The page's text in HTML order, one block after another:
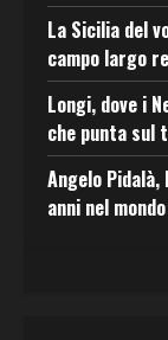
La Sicilia del
campo largo
Longi, dove i
che punta sul
Angelo
anni nel